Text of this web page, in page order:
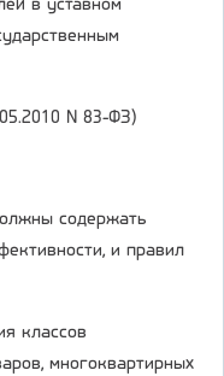
в уставном
N 83-ФЗ)
содержать
и правил
классов
многоквартирных